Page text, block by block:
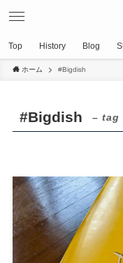
Top History Blog
ホーム #Bigdish
#Bigdish – tag